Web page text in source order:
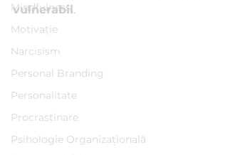
Mindfulness
Motivație
Narcisism
Personal Branding
Personalitate
Procrastinare
Psihologie Organizațională
vulnerabil.